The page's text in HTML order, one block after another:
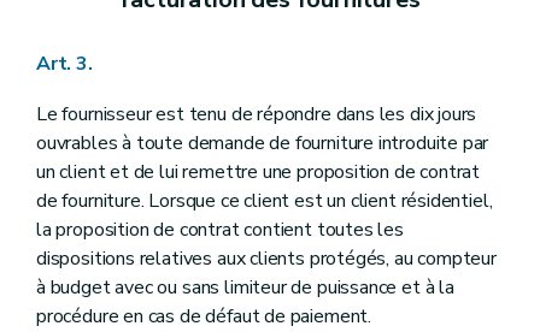
Art. 3.
Le fournisseur est tenu de répondre dans les dix jours
ouvrables à toute demande de fourniture introduite par
un client et de lui remettre une proposition de contrat
de fourniture. Lorsque ce client est un client résidentiel,
la proposition de contrat contient toutes les
dispositions relatives aux clients protégés, au compteur
à budget avec ou sans limiteur de puissance et à la
procédure en cas de défaut de paiement.